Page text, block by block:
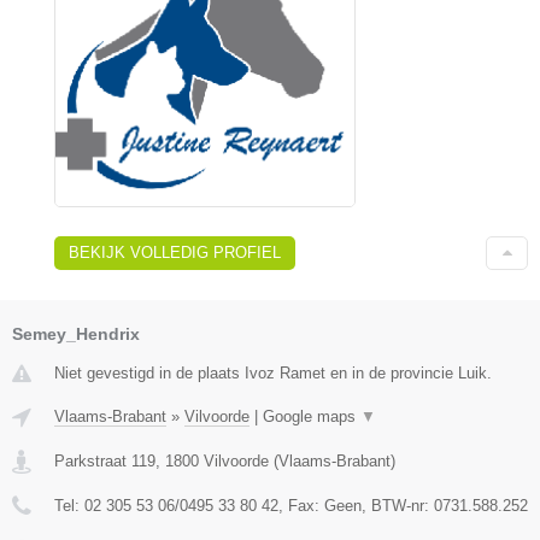
BEKIJK VOLLEDIG PROFIEL
Semey_Hendrix
Niet gevestigd in de plaats Ivoz Ramet en in de provincie Luik.
Vlaams-Brabant » Vilvoorde Google maps ▼
Parkstraat 119, 1800 Vilvoorde (Vlaams-Brabant)
Tel: 02 305 53 06/0495 33 80 42, Fax: Geen, BTW-nr: 0731.588.252